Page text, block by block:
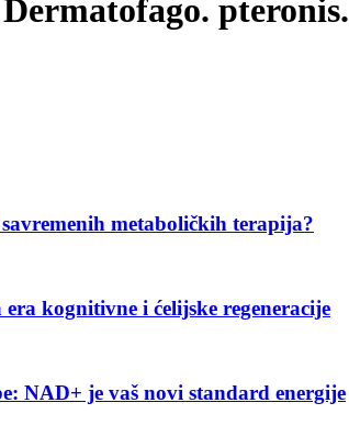
pteronis.
metaboličkih terapija?
kognitivne i ćelijske regeneracije
NAD+ je vaš novi standard energije